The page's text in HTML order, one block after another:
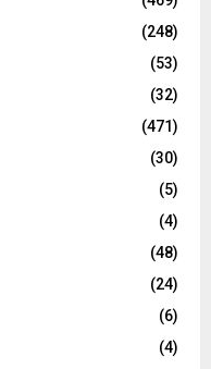
(248)
(53)
(32)
(471)
(30)
(5)
(4)
(48)
(24)
(6)
(4)